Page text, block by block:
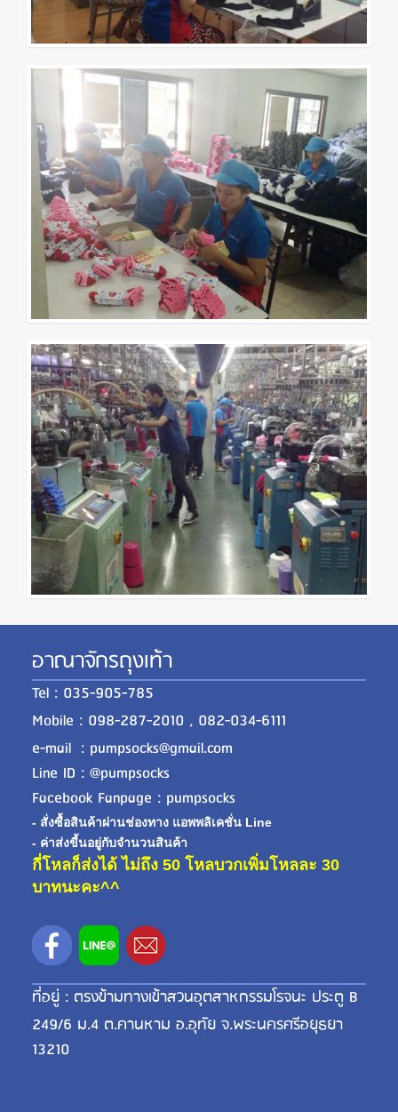
อาณาจักรถุงเท้า
Tel : 035-905-785
Mobile : 098-287-2010 , 082-034-6111
e-mail : pumpsocks@gmail.com
Line ID : @pumpsocks
Facebook Fanpage : pumpsocks
- สั่งซื้อสินค้าผ่านช่องทาง แอพพลิเคชั่น Line
- ค่าส่งขี้นอยู่กับจำนวนสินค้า
กี่โหลก็ส่งได้ ไม่ถึง 50 โหลบวกเพิ่มโหลละ 30
บาทนะคะ^^
ที่อยู่ : ตรงข้ามทางเข้าสวนอุตสาหกรรมโรจนะ ประตู B
249/6 ม.4 ต.คานหาม อ.อุทัย จ.พระนครศรีอยุธยา
13210